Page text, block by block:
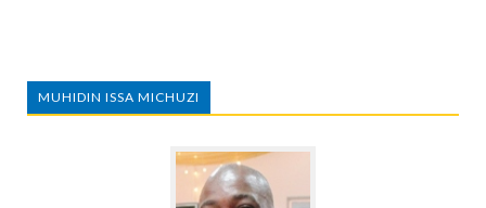
MUHIDIN ISSA MICHUZI